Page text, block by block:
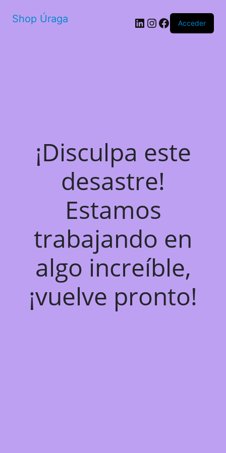
Shop Úraga LinkedIn
Instagram
Facebook
Acceder
¡Disculpa este
desastre!
Estamos
trabajando en
algo increíble,
¡vuelve pronto!